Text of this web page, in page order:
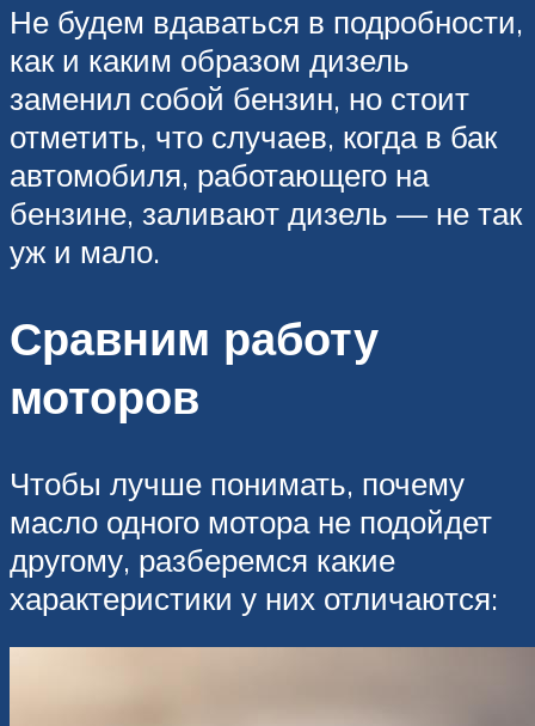
Не будем вдаваться в подробности,
как и каким образом дизель
заменил собой бензин, но стоит
отметить, что случаев, когда в бак
автомобиля, работающего на
бензине, заливают дизель — не так
уж и мало.
Сравним работу
моторов
Чтобы лучше понимать, почему
масло одного мотора не подойдет
другому, разберемся какие
характеристики у них отличаются: